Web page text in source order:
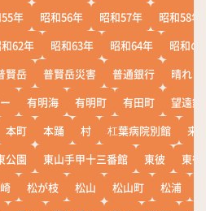
年 昭和56年 昭和57年
昭和58年
62年 昭和63年 昭和64年
昭和の
賢岳 普賢岳災害 普通銀行
晴れ
有明海 有明町 有田町
望遠鏡
本町 本踊 村 杠葉病院別館
来
公園 東山手甲十三番館 東彼
東彼
松が枝 松山 松山町 松浦